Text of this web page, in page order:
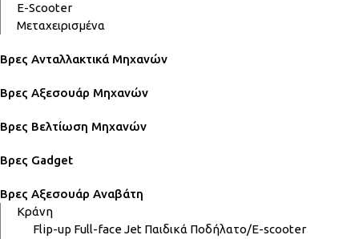
E-Scooter
Μεταχειρισμένα
Βρες Ανταλλακτικά Μηχανών
Βρες Αξεσουάρ Μηχανών
Βρες Βελτίωση Μηχανών
Βρες Gadget
Βρες Αξεσουάρ Αναβάτη
Κράνη
Flip-up Full-faceJet Παιδικά Ποδήλατο/E-scooter